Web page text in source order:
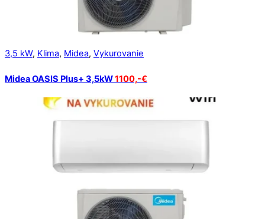
3,5 kW, Klima, Midea, Vykurovanie
Midea OASIS Plus+ 3,5kW1100,-€